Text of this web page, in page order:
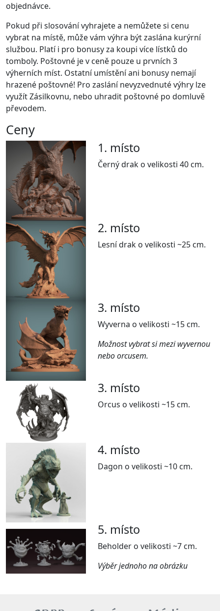
objednávce.
Pokud při slosování vyhrajete a nemůžete si cenu
vybrat na místě, může vám výhra být zaslána kurýrní
službou. Platí i pro bonusy za koupi více lístků do
tomboly. Poštovné je v ceně pouze u prvních 3
výherních míst. Ostatní umístění ani bonusy nemají
hrazené poštovné! Pro zaslání nevyzvednuté výhry lze
využít Zásilkovnu, nebo uhradit poštovné po domluvě
převodem.
Ceny
1. místo
Černý drak o velikosti 40 cm.
2. místo
Lesní drak o velikosti ~25 cm.
3. místo
Wyverna o velikosti ~15 cm.
Možnost vybrat si mezi wyvernou
nebo orcusem.
3. místo
Orcus o velikosti ~15 cm.
4. místo
Dagon o velikosti ~10 cm.
5. místo
Beholder o velikosti ~7 cm.
Výběr jednoho na obrázku